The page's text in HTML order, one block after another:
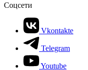
Соцсети
Vkontakte
Telegram
Youtube